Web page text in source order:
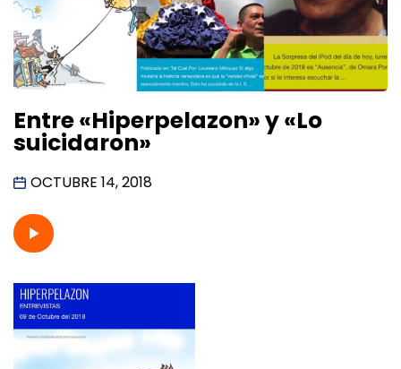
Entre «Hiperpelazon» y «Lo
suicidaron»
OCTUBRE 14, 2018